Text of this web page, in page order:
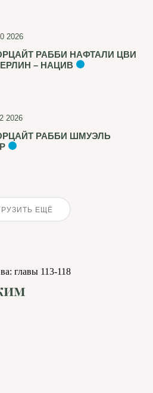
2026
РАББИ НАФТАЛИ ЦВИ
– НАЦИВ
2026
РАББИ ШМУЭЛЬ
ЕЩЁ
главы 113-118